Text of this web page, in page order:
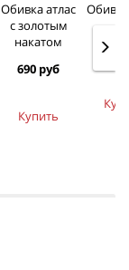
Обивка атлас
c золотым
накатом
690 руб
Купить
Обивка
495